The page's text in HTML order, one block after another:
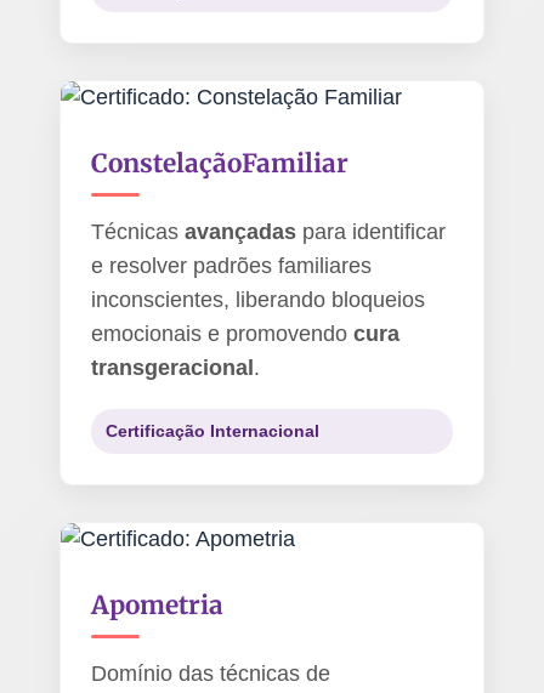
ConstelaçãoFamiliar
Técnicas avançadas para identificar
e resolver padrões familiares
inconscientes, liberando bloqueios
emocionais e promovendo cura
transgeracional.
Certificação Internacional
Apometria
Domínio das técnicas de